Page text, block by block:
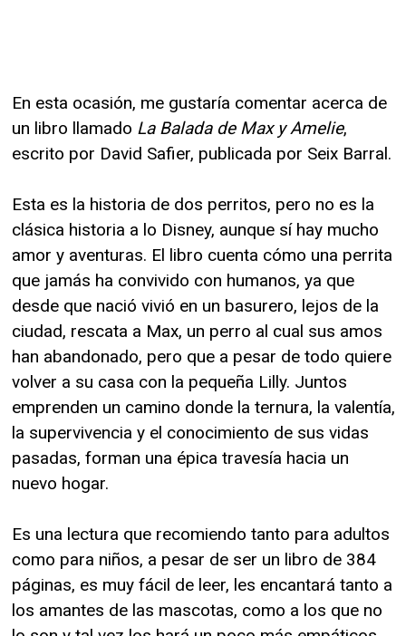
En esta ocasión, me gustaría comentar acerca de
un libro llamado La Balada de Max y Amelie,
escrito por David Safier, publicada por Seix Barral.
Esta es la historia de dos perritos, pero no es la
clásica historia a lo Disney, aunque sí hay mucho
amor y aventuras. El libro cuenta cómo una perrita
que jamás ha convivido con humanos, ya que
desde que nació vivió en un basurero, lejos de la
ciudad, rescata a Max, un perro al cual sus amos
han abandonado, pero que a pesar de todo quiere
volver a su casa con la pequeña Lilly. Juntos
emprenden un camino donde la ternura, la valentía,
la supervivencia y el conocimiento de sus vidas
pasadas, forman una épica travesía hacia un
nuevo hogar.
Es una lectura que recomiendo tanto para adultos
como para niños, a pesar de ser un libro de 384
páginas, es muy fácil de leer, les encantará tanto a
los amantes de las mascotas, como a los que no